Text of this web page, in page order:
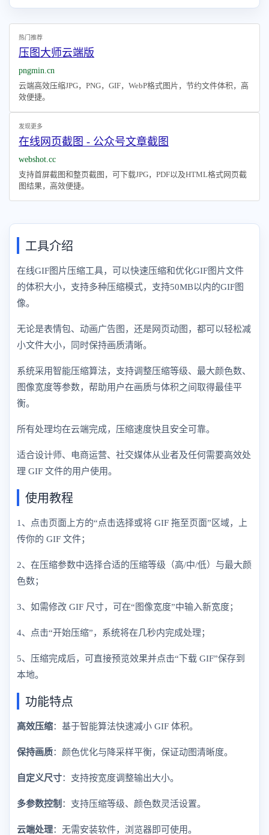
热门推荐
压图大师云端版
pngmin.cn
云端高效压缩JPG，PNG，GIF，WebP格式图片，节约文件体积，高
效便捷。
发现更多
在线网页截图 - 公众号文章截图
webshot.cc
支持首屏截图和整页截图，可下载JPG，PDF以及HTML格式网页截
图结果，高效便捷。
工具介绍
在线GIF图片压缩工具，可以快速压缩和优化GIF图片文件
的体积大小，支持多种压缩模式，支持50MB以内的GIF图
像。
无论是表情包、动画广告图，还是网页动图，都可以轻松减
小文件大小，同时保持画质清晰。
系统采用智能压缩算法，支持调整压缩等级、最大颜色数、
图像宽度等参数，帮助用户在画质与体积之间取得最佳平
衡。
所有处理均在云端完成，压缩速度快且安全可靠。
适合设计师、电商运营、社交媒体从业者及任何需要高效处
理 GIF 文件的用户使用。
使用教程
1、点击页面上方的“点击选择或将 GIF 拖至页面”区域，上
传你的 GIF 文件；
2、在压缩参数中选择合适的压缩等级（高/中/低）与最大颜
色数；
3、如需修改 GIF 尺寸，可在“图像宽度”中输入新宽度；
4、点击“开始压缩”，系统将在几秒内完成处理；
5、压缩完成后，可直接预览效果并点击“下载 GIF”保存到
本地。
功能特点
高效压缩：基于智能算法快速减小 GIF 体积。
保持画质：颜色优化与降采样平衡，保证动图清晰度。
自定义尺寸：支持按宽度调整输出大小。
多参数控制 ：支持压缩等级、颜色数灵活设置。
云端处理：无需安装软件，浏览器即可使用。